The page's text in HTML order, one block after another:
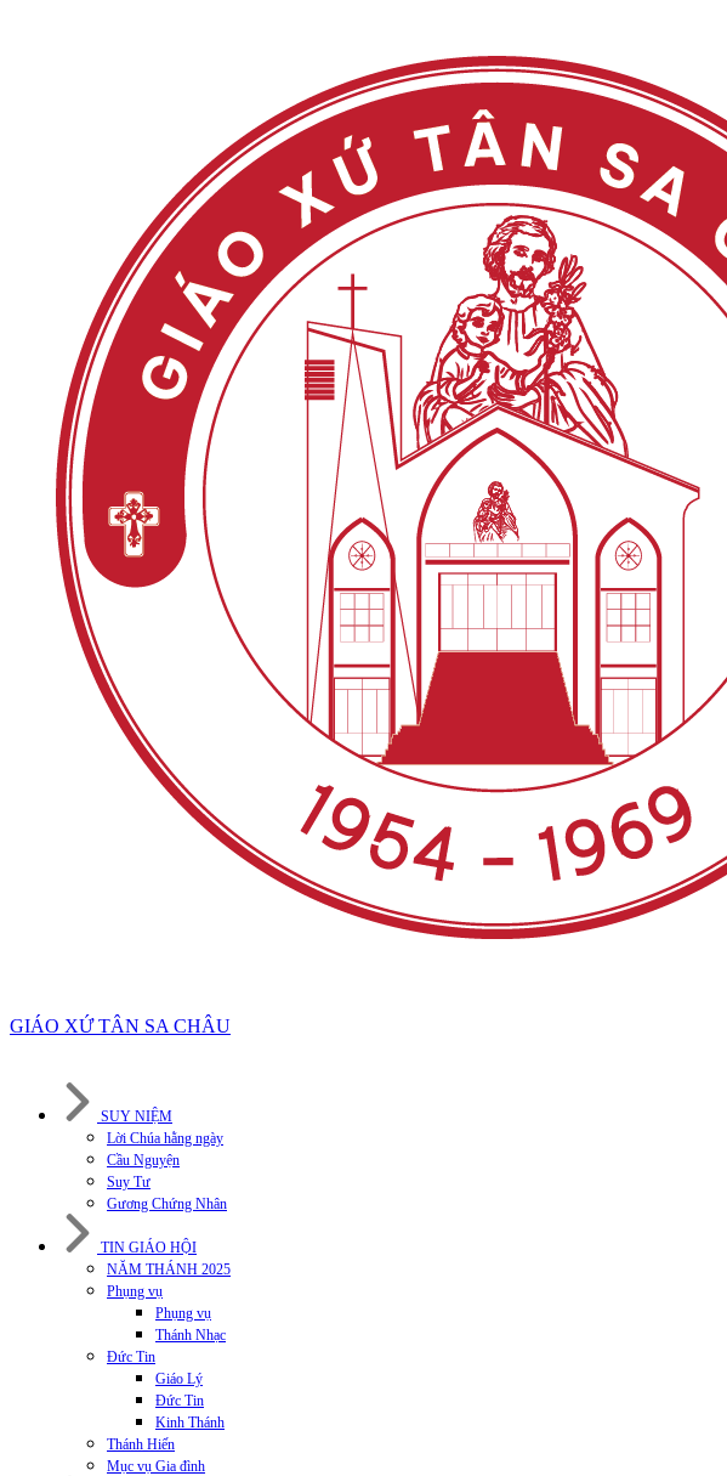
GIÁO XỨ TÂN SA CHÂU
SUY NIỆM
Lời Chúa hằng ngày
Cầu Nguyện
Suy Tư
Gương Chứng Nhân
TIN GIÁO HỘI
NĂM THÁNH 2025
Phụng vụ
Phụng vụ
Thánh Nhạc
Đức Tin
Giáo Lý
Đức Tin
Kinh Thánh
Thánh Hiến
Mục vụ Gia đình